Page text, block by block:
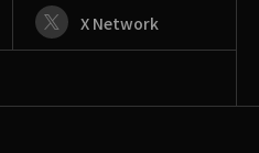
X Network